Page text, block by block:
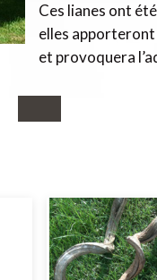
Ces lianes ont
elles
et provoquera